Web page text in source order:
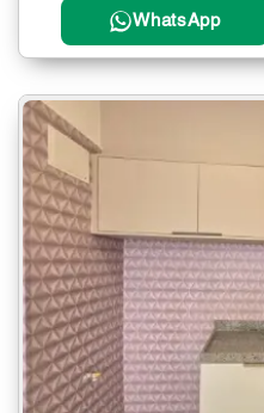
WhatsApp